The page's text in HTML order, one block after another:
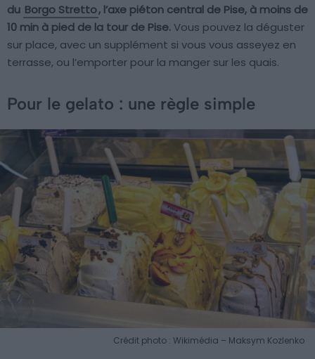
du Borgo Stretto, l’axe piéton central de Pise, à moins de
10 min à pied de la tour de Pise.Vous pouvez la déguster
sur place, avec un supplément si vous vous asseyez en
terrasse, ou l’emporter pour la manger sur les quais.
Pour le gelato : une règle simple
Crédit photo : Wikimédia – Maksym Kozlenko